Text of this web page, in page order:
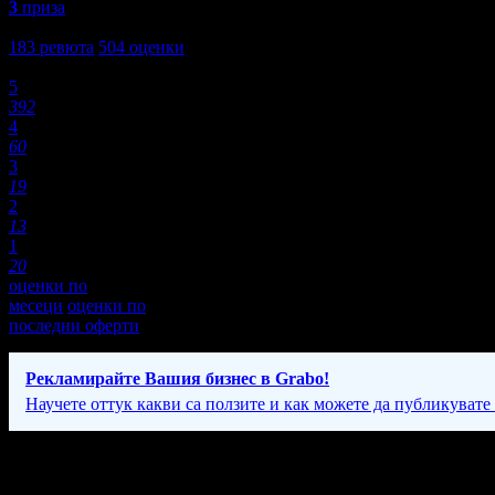
3 приза
183 ревюта 504 оценки
5
392
4
60
3
19
2
13
1
20
оценки по
месеци оценки по
последни оферти
Рекламирайте Вашия бизнес в Grabo!
Научете оттук какви са ползите и как можете да публикувате